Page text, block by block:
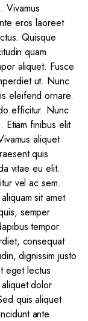
Vivamus
eros laoreet
Quisque
quam
aliquet. Fusce
ut. Nunc
eleifend ornare.
efficitur. Nunc
Etiam finibus elit
aliquet
quis
vitae eu elit.
vel ac sem.
sit amet
semper
tempor.
consequat
dignissim justo
eget lectus
dolor
quis aliquet
ante